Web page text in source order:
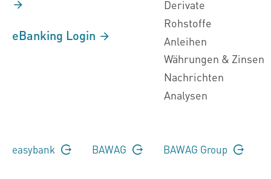
eBanking Login
Derivate
Rohstoffe
Anleihen
Währungen & Zinsen
Nachrichten
Analysen
easybank BAWAG BAWAG Group